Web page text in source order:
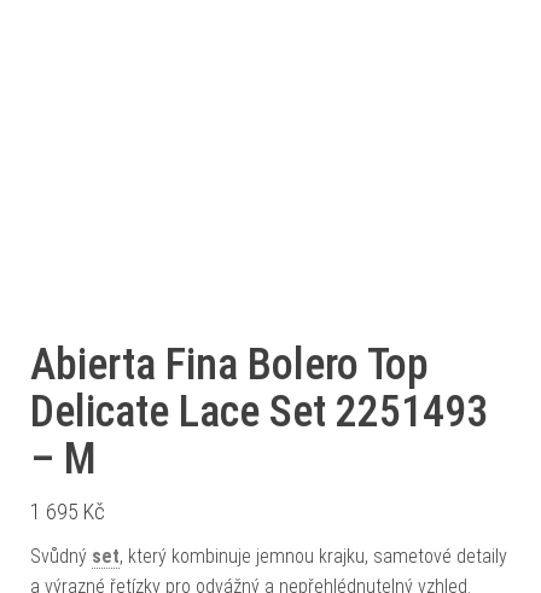
Abierta Fina Bolero Top
Delicate Lace Set 2251493
– M
1 695 Kč
Svůdný set, který kombinuje jemnou krajku, sametové detaily
a výrazné řetízky pro odvážný a nepřehlédnutelný vzhled.